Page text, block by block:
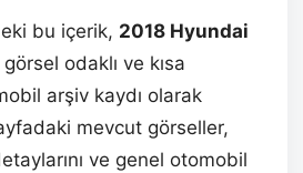
bu içerik, 2018 Hyundai
odaklı ve kısa
arşiv kaydı olarak
mevcut görseller,
ve genel otomobil